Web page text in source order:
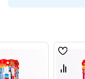
قائمة
قارن